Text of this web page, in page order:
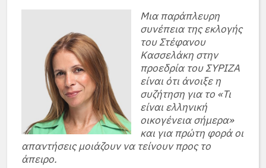
Μια παράπλευρη
συνέπεια της εκλογής
του Στέφανου
Κασσελάκη στην
προεδρία του ΣΥΡΙΖΑ
είναι ότι άνοιξε η
συζήτηση για το «Τι
είναι ελληνική
οικογένεια σήμερα»
και για πρώτη φορά οι
απαντήσεις μοιάζουν να τείνουν προς το
άπειρο.